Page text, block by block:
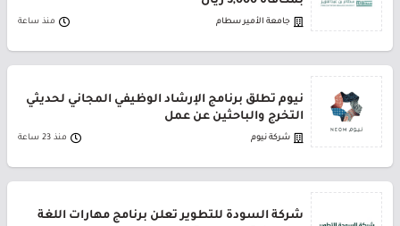
جامعة الأمير سطام منذ ساعة
نيوم تطلق برنامج الإرشاد الوظيفي المجاني لحديثي
التخرج والباحثين عن عمل
شركة نيوم منذ 23 ساعة
شركة السودة للتطوير تعلن برنامج مهارات اللغة